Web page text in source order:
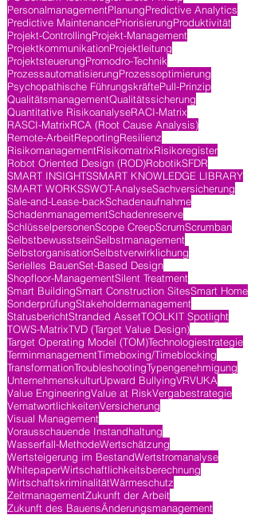
PersonalmanagementPlanungPredictive Analytics
Predictive MaintenancePriorisierungProduktivität
Projekt-ControllingProjekt-Management
ProjektkommunikationProjektleitung
ProjektsteuerungPromodro-Technik
ProzessautomatisierungProzessoptimierung
Psychopathische FührungskräftePull-Prinzip
QualitätsmanagementQualitätssicherung
Quantitative RisikoanalyseRACI-Matrix
RASCI-MatrixRCA (Root Cause Analysis)
Remote-ArbeitReportingResilienz
RisikomanagementRisikomatrixRisikoregister
Robot Oriented Design (ROD)RobotikSFDR
SMART INSIGHTSSMART KNOWLEDGE LIBRARY
SMART WORKSSWOT-AnalyseSachversicherung
Sale-and-Lease-backSchadenaufnahme
SchadenmanagementSchadenreserve
SchlüsselpersonenScope CreepScrumScrumban
SelbstbewusstseinSelbstmanagement
SelbstorganisationSelbstverwirklichung
Serielles BauenSet-Based Design
Shopfloor-ManagementSilent Treatment
Smart BuildingSmart Construction SitesSmart Home
SonderprüfungStakeholdermanagement
StatusberichtStranded AssetTOOLKIT Spotlight
TOWS-MatrixTVD (Target Value Design)
Target Operating Model (TOM)Technologiestrategie
TerminmanagementTimeboxing/Timeblocking
TransformationTroubleshootingTypengenehmigung
UnternehmenskulturUpward BullyingVRVUKA
Value EngineeringValue at RiskVergabestrategie
VernatwortlichkeitenVersicherung
Visual Management
Vorausschauende Instandhaltung
Wasserfall-MethodeWertschätzung
Wertsteigerung im BestandWertstromanalyse
WhitepaperWirtschaftlichkeitsberechnung
WirtschaftskriminalitätWärmeschutz
ZeitmanagementZukunft der Arbeit
Zukunft des BauensÄnderungsmanagement